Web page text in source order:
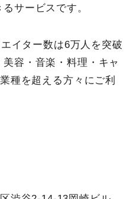
サービスです。
イター数は6万人を突破
容・音楽・料理・キャ
種を超える方々にご利